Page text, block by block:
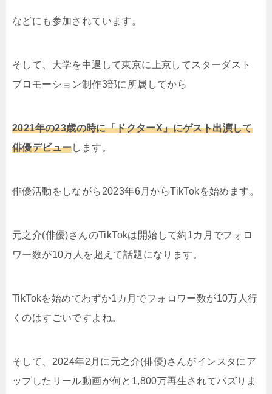
などにも参加されています。
そして、大学を中退して東京に上京してスターダスト
プロモーション制作3部に所属してから
2021年の23歳の時に「ドクターX」にゲスト出演して
俳優デビューします。
俳優活動をしながら2023年6月からTikTokを始めます。
元之介(俳優)さんのTikTokは開始して約1カ月でフォロ
ワー数が10万人を超えて話題になります。
TikTokを始めてわずか1カ月でフォロワー数が10万人行
くのはすごいですよね。
そして、2024年2月に元之介(俳優)さんがインスタにア
ップしたリール動画が何と1,800万再生されてバズりま